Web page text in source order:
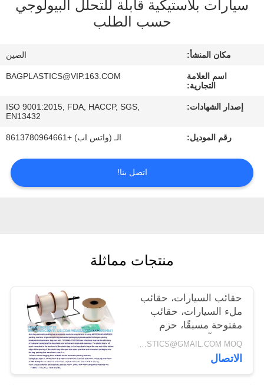
رقابة
اطلب
اقتباس
الموقع
سياسة
سيارات بلاستيكية قابلة للتحلل البيولوجي
حسب الطلب
مكان المنشأ: الصين
اسم العلامة
التجارية:
BAGPLASTICS@VIP.163.COM
إصدار الشهادات:
ISO 9001:2015, FDA, HACCP, SGS,
EN13432
رقم الموديل: الـ (واتس اب) +8613780964661
اتصل بنا!
منتجات مماثلة
حقائب السيارات، حقائب
ملء السيارات، حقائب
مفتوحة مسبقًا، حزم
حقائب آلية، حقائب،
ملحقات PAC
INQUIRY: BAGPLASTICS@GMAIL.COM MOQ:الـ (واتس اب) +8613780964661
الاتصال